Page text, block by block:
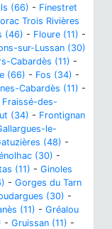
(66) - Finestret
Trois Rivières
(46) - Floure (11) -
sur-Lussan (30)
Cabardès (11) -
(66) - Fos (34) -
Cabardès (11) -
Fraissé-des-
(34) - Frontignan
le-
(48) -
(30) -
(11) - Ginoles
- Gorges du Tarn
(30) -
(11) - Gréalou
- Gruissan (11) -